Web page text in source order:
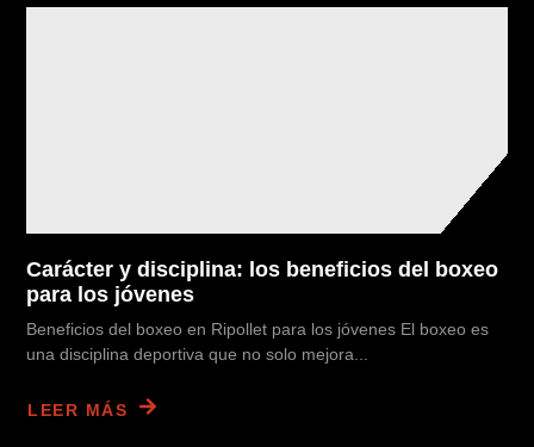
Carácter y disciplina: los beneficios del boxeo
para los jóvenes
Beneficios del boxeo en Ripollet para los jóvenes El boxeo es
una disciplina deportiva que no solo mejora...
LEER MÁS